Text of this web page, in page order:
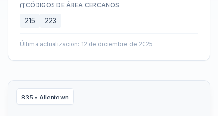
CÓDIGOS DE ÁREA CERCANOS
215 223
Última actualización: 12 de diciembre de 2025
835 • Allentown